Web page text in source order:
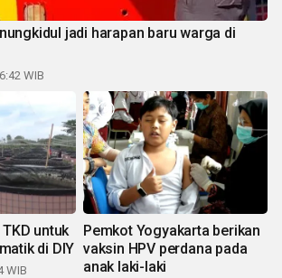
jadi harapan baru warga di
WIB
untuk
di DIY
WIB
Pemkot Yogyakarta berikan
vaksin HPV perdana pada
anak laki-laki